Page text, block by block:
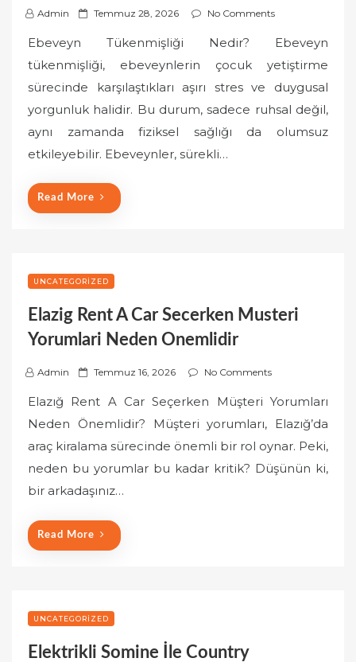
Admin
P
t
e
d
Temmuz 28, 2026 No Comments
Ebeveyn Tükenmişliği Nedir? Ebeveyn
tükenmişliği, ebeveynlerin çocuk yetiştirme
sürecinde karşılaştıkları aşırı stres ve duygusal
yorgunluk halidir. Bu durum, sadece ruhsal değil,
aynı zamanda fiziksel sağlığı da olumsuz
etkileyebilir. Ebeveynler, sürekli…
Read More
UNCATEGORIZED
Elazig Rent A Car Secerken Musteri
Yorumlari Neden Onemlidir
Admin
P
s
t
e
d
o
Temmuz 16, 2026 No Comments
Elazığ Rent A Car Seçerken Müşteri Yorumları
Neden Önemlidir? Müşteri yorumları, Elazığ’da
araç kiralama sürecinde önemli bir rol oynar. Peki,
neden bu yorumlar bu kadar kritik? Düşünün ki,
bir arkadaşınız…
Read More
UNCATEGORIZED
Elektrikli Somine İle Country